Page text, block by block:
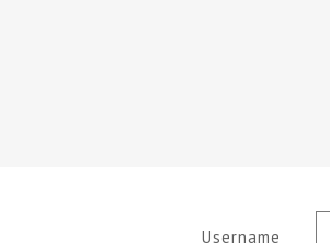
Username